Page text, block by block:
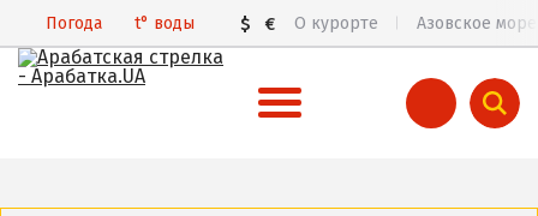
Погода t° воды $ € О курорте Азовское море